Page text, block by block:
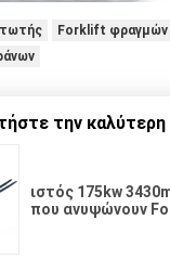
Forklift φραγμών
την καλύτερη
ιστός 175kw
που ανυψώνουν